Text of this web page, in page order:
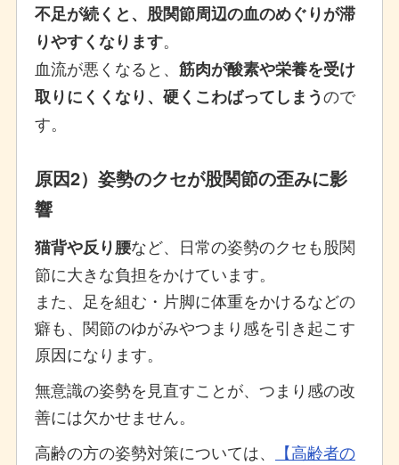
不足が続くと、股関節周辺の血のめぐりが滞
りやすくなります。
血流が悪くなると、 筋肉が酸素や栄養を受け
取りにくくなり、硬くこわばってしまうので
す。
原因2）姿勢のクセが股関節の歪みに影
響
猫背や反り腰など、日常の姿勢のクセも股関
節に大きな負担をかけています。
また、足を組む・片脚に体重をかけるなどの
癖も、関節のゆがみやつまり感を引き起こす
原因になります。
無意識の姿勢を見直すことが、つまり感の改
善には欠かせません。
高齢の方の姿勢対策については、
【高齢者の